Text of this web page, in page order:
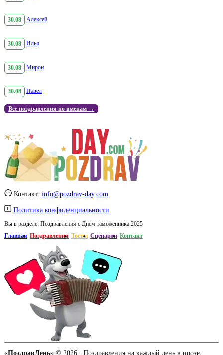
30.08 Алексей
30.08 Илья
30.08 Мирон
30.08 Павел
Все поздравления по именам →
Контакт: info@pozdrav-day.com
Политика конфиденциальности
Вы в разделе: Поздравления с Днем таможенника 2025
Главная Поздравления Тосты Сценарии Контакт
«ПоздравДень» © 2026 : Поздравления на каждый день в прозе,